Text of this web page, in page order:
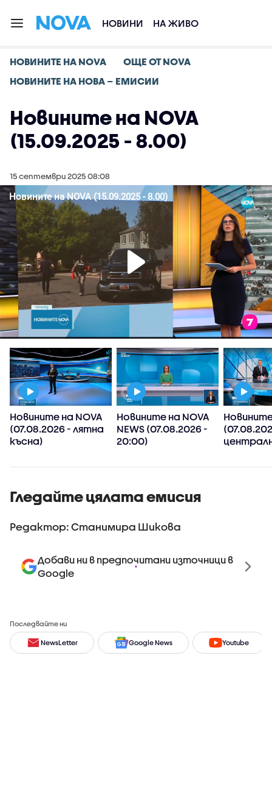
НОВИНИ НА ЖИВО
НОВИНИТЕ НА NOVA
ОЩЕ ОТ NOVA
НОВИНИТЕ НА НОВА – ЕМИСИИ
Новините на NOVA
(15.09.2025 - 8.00)
15 септември 2025 08:08
Новините на NOVA
(07.08.2026 - лятна
късна)
Новините на NOVA
NEWS (07.08.2026 -
20:00)
Гледайте цялата емисия
Редактор: Станимира Шикова
Добави ни в предпочитани източници в
Google
Последвайте ни
NewsLetter Google News Youtube